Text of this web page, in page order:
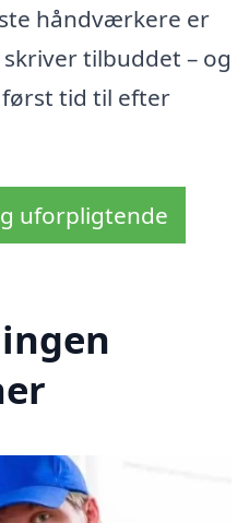
håndværkere er
tilbuddet – og
tid til efter
uforpligtende